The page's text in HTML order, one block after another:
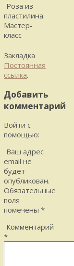
Роза из
пластилина.
Мастер-
класс
Закладка
Постоянная
ссылка.
Добавить
комментарий
Войти с
помощью:
Ваш адрес
email не
будет
опубликован.
Обязательные
поля
помечены *
Комментарий
*